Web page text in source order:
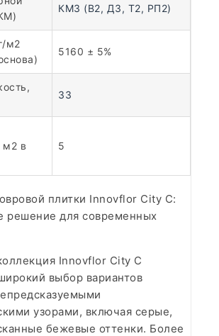
КМ3 (В2, Д3, Т2, РП2)
м2
5160 ± 5%
33
м2 в
5
плитки Innovflor City C:
решение для современных
Innovflor City C
выбор вариантов
узорами, включая серые,
бежевые оттенки. Более